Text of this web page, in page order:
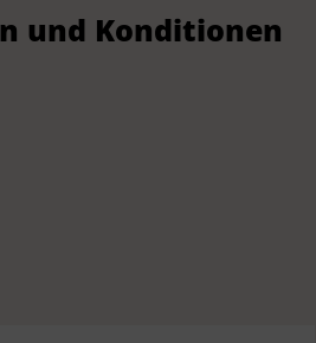
und Konditionen